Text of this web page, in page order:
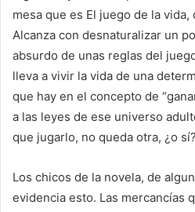
mesa que es El juego de la
Alcanza con desnaturalizar un
absurdo de unas reglas del
lleva a vivir la vida de una
que hay en el concepto de
a las leyes de ese universo
que jugarlo, no queda otra, ¿o sí?
Los chicos de la novela, de
evidencia esto. Las mercancías